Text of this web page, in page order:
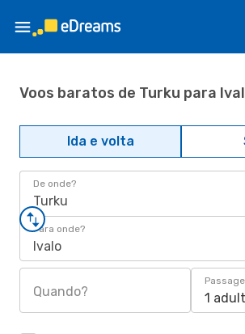
Voos baratos de Turku para
Ida e volta
De onde?
Turku
Para onde?
Ivalo
Quando? 1